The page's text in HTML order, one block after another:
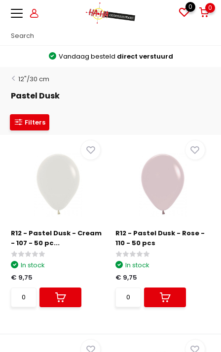
0 0
Vandaag besteld direct verstuurd
12"/30 cm
Pastel Dusk
Filters
R12 - Pastel Dusk - Cream
- 107 - 50 pc...
In stock
€ 9,75
R12 - Pastel Dusk - Rose -
110 - 50 pcs
In stock
€ 9,75